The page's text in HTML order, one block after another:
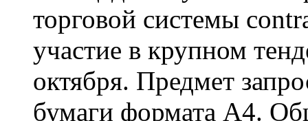
торговой системы
участие в крупном
октября. Предмет
бумаги формата А4.